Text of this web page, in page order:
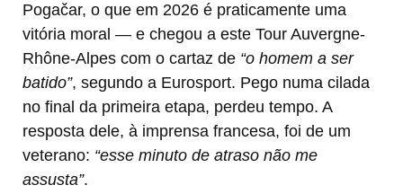
Pogačar, o que em 2026 é praticamente uma
vitória moral — e chegou a este Tour Auvergne-
Rhône-Alpes com o cartaz de “o homem a ser
batido”, segundo a Eurosport. Pego numa cilada
no final da primeira etapa, perdeu tempo. A
resposta dele, à imprensa francesa, foi de um
veterano: “esse minuto de atraso não me
assusta”.